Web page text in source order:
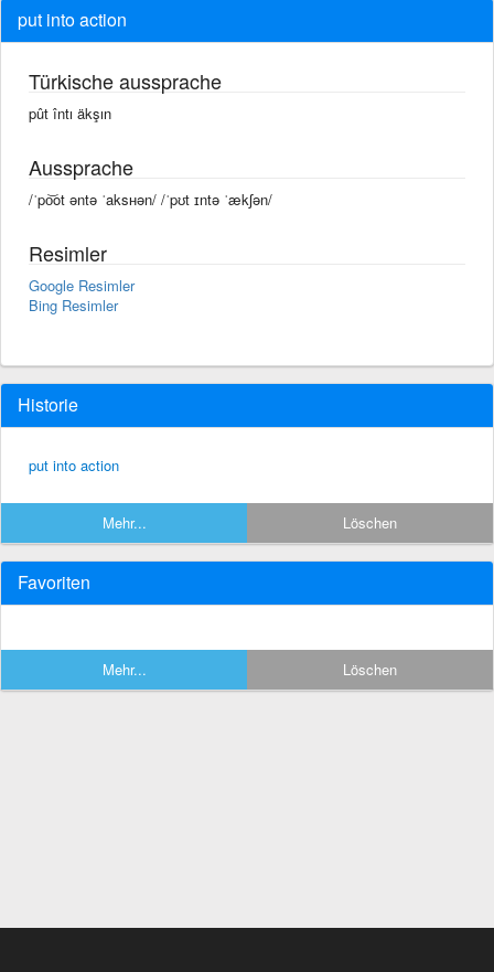
put into action
Türkische aussprache
pût întı äkşın
Aussprache
/ˈpo͝ot əntə ˈaksʜən/ /ˈpʊt ɪntə ˈækʃən/
Resimler
Google Resimler
Bing Resimler
Historie
put into action
Mehr... Löschen
Favoriten
Mehr... Löschen